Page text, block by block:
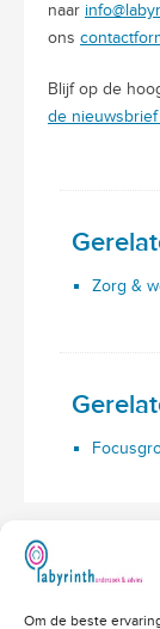
Om de beste
naar
ons
Blijf op de
de
Zorg &